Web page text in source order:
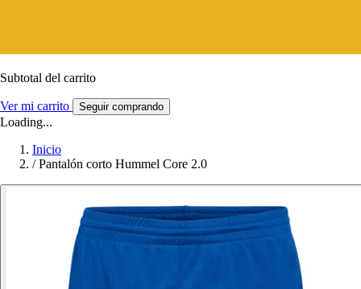
Subtotal del carrito
Ver mi carrito Seguir comprando
Loading...
Inicio
/ Pantalón corto Hummel Core 2.0